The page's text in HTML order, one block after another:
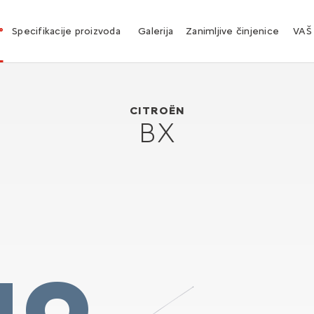
Specifikacije proizvoda Galerija Zanimljive činjenice
CITROËN
BX